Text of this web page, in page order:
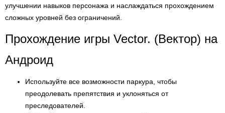
улучшении навыков персонажа и наслаждаться прохождением
сложных уровней без ограничений.
Прохождение игры Vector. (Вектор) на
Андроид
Используйте все возможности паркура, чтобы
преодолевать препятствия и уклоняться от
преследователей.